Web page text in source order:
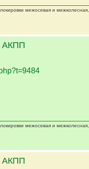
межосевая и межколесная,
АКПП
межосевая и межколесная,
АКПП